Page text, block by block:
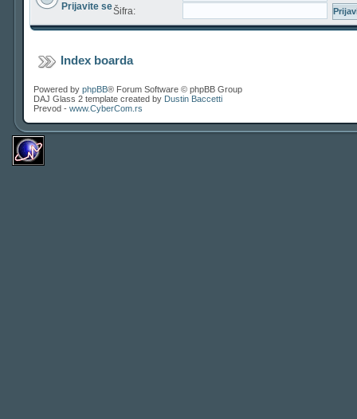
Prijavite seŠifra:
Index boarda
Powered by phpBB® Forum Software © phpBB Group
DAJ Glass 2 template created by Dustin Baccetti
Prevod - www.CyberCom.rs